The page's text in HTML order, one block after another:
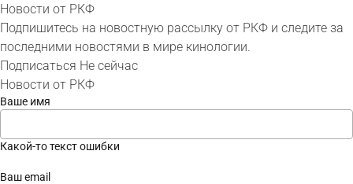
Новости от РКФ
Подпишитесь на новостную рассылку от РКФ и следите за
последними новостями в мире кинологии.
Подписаться Не сейчас
Новости от РКФ
Ваше имя
Какой-то текст ошибки
Ваш email